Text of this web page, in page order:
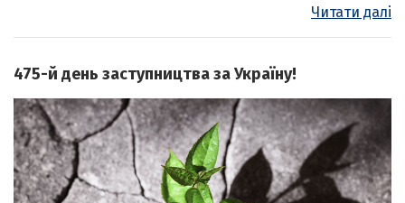
Читати далі
475-й день заступництва за Україну!